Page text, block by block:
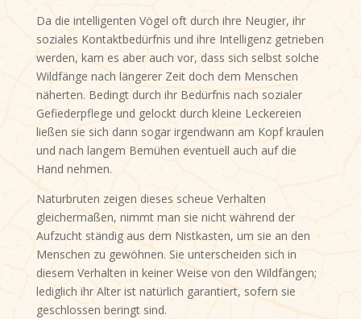
Da die intelligenten Vögel oft durch ihre Neugier, ihr
soziales Kontaktbedürfnis und ihre Intelligenz getrieben
werden, kam es aber auch vor, dass sich selbst solche
Wildfänge nach längerer Zeit doch dem Menschen
näherten. Bedingt durch ihr Bedürfnis nach sozialer
Gefiederpflege und gelockt durch kleine Leckereien
ließen sie sich dann sogar irgendwann am Kopf kraulen
und nach langem Bemühen eventuell auch auf die
Hand nehmen.
Naturbruten zeigen dieses scheue Verhalten
gleichermaßen, nimmt man sie nicht während der
Aufzucht ständig aus dem Nistkasten, um sie an den
Menschen zu gewöhnen. Sie unterscheiden sich in
diesem Verhalten in keiner Weise von den Wildfängen;
lediglich ihr Alter ist natürlich garantiert, sofern sie
geschlossen beringt sind.